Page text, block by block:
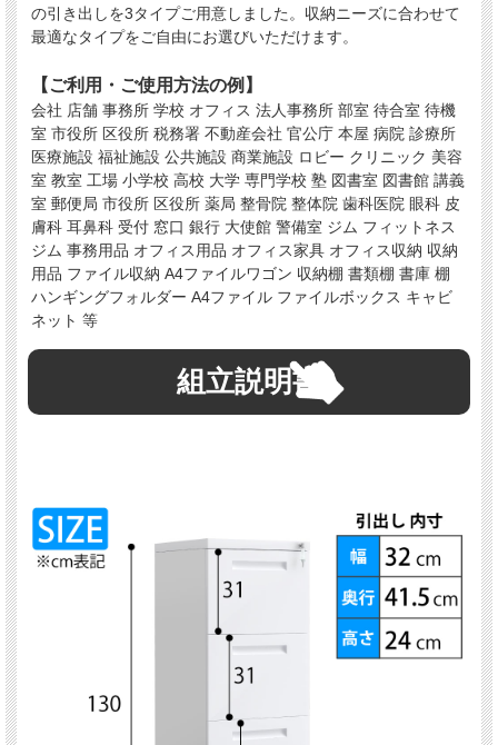
の引き出しを3タイプご用意しました。収納ニーズに合わせて
最適なタイプをご自由にお選びいただけます。
【ご利用・ご使用方法の例】
会社 店舗 事務所 学校 オフィス 法人事務所 部室 待合室 待機
室 市役所 区役所 税務署 不動産会社 官公庁 本屋 病院 診療所
医療施設 福祉施設 公共施設 商業施設 ロビー クリニック 美容
室 教室 工場 小学校 高校 大学 専門学校 塾 図書室 図書館 講義
室 郵便局 市役所 区役所 薬局 整骨院 整体院 歯科医院 眼科 皮
膚科 耳鼻科 受付 窓口 銀行 大使館 警備室 ジム フィットネス
ジム 事務用品 オフィス用品 オフィス家具 オフィス収納 収納
用品 ファイル収納 A4ファイルワゴン 収納棚 書類棚 書庫 棚
ハンギングフォルダー A4ファイル ファイルボックス キャビ
ネット 等
組立説明書